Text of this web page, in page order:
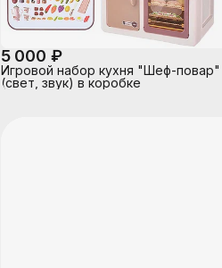
5 000 ₽
Игровой набор кухня "Шеф-повар"
(свет, звук) в коробке